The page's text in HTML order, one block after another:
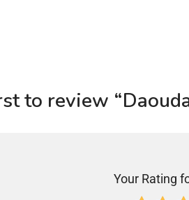
to review
Your Rating